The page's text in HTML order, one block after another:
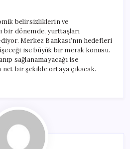
belirsizliklerin ve
bir dönemde, yurttaşları
Merkez Bankası’nın hedefleri
ise büyük bir merak konusu.
sağlanamayacağı ise
bir şekilde ortaya çıkacak.